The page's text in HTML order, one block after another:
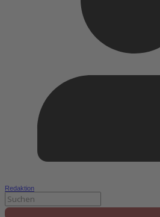
Redaktion